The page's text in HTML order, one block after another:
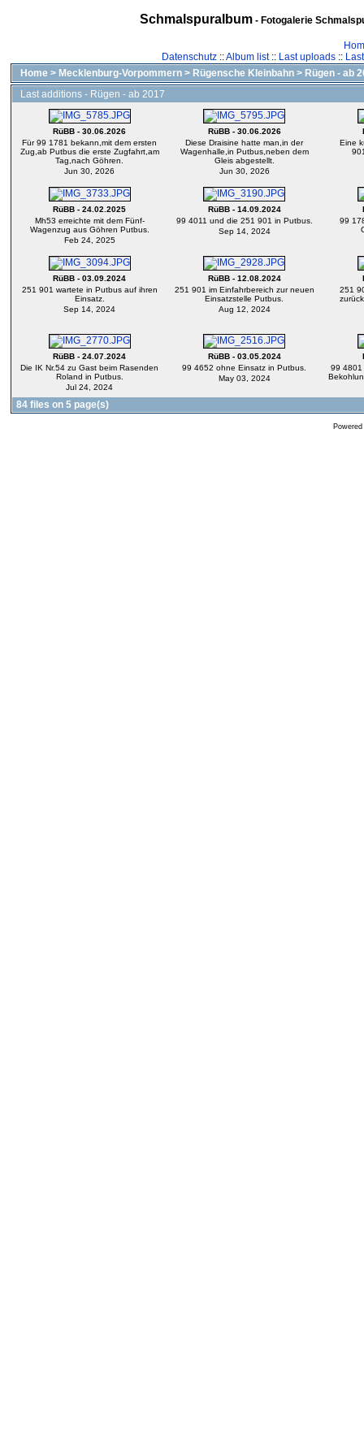
Schmalspuralbum- Fotogalerie
Datenschutz::Album list:: Last uploads::
Home > Mecklenburg-Vorpommern > Rügensche Kleinbahn > Rügen - ab
Last additions - Rügen - ab 2017
RüBB - 30.06.2026
Für 99 1781 bekann,mit dem ersten
Zug,ab Putbus die erste Zugfahrt,am
Tag,nach Göhren.
Jun 30, 2026
RüBB - 30.06.2026
Diese Draisine hatte man,in der
Wagenhalle,in Putbus,neben dem
Gleis abgestellt.
Jun 30, 2026
Eine
RüBB - 24.02.2025
Mh53 erreichte mit dem Fünf-
Wagenzug aus Göhren Putbus.
Feb 24, 2025
RüBB - 14.09.2024
99 4011 und die 251 901 in Putbus.
Sep 14, 2024
99
RüBB - 03.09.2024
251 901 wartete in Putbus auf ihren
Einsatz.
Sep 14, 2024
RüBB - 12.08.2024
251 901 im Einfahrbereich zur neuen
Einsatzstelle Putbus.
Aug 12, 2024
251
RüBB - 24.07.2024
Die IK Nr.54 zu Gast beim Rasenden
Roland in Putbus.
Jul 24, 2024
RüBB - 03.05.2024
99 4652 ohne Einsatz in Putbus.
May 03, 2024
99 4801
84 files on 5 page(s)